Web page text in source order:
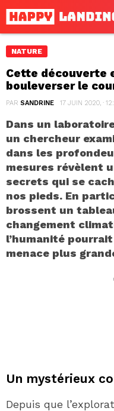
NATURE
Cette découverte
bouleverser le
PAR SANDRINE 17 JUIN 2020, ·
Dans un
un chercheur
dans les
mesures révèlent
secrets qui se
nos pieds. En
brossent un
changement
l’humanité
menace plus
Un mystérieux
Depuis que